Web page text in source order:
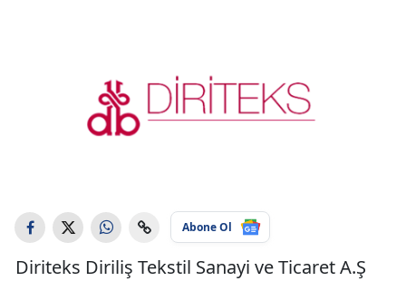
Abone Ol
Diriteks Diriliş Tekstil Sanayi ve Ticaret A.Ş